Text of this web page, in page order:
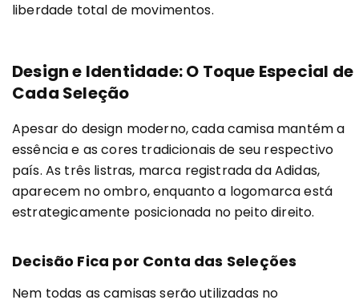
liberdade total de movimentos.
Design e Identidade: O Toque Especial de
Cada Seleção
Apesar do design moderno, cada camisa mantém a
essência e as cores tradicionais de seu respectivo
país. As três listras, marca registrada da Adidas,
aparecem no ombro, enquanto a logomarca está
estrategicamente posicionada no peito direito.
Decisão Fica por Conta das Seleções
Nem todas as camisas serão utilizadas no